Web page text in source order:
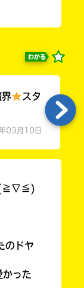
わかる
スタ
03月10日
!(≧∇≦)
のドヤ
かった